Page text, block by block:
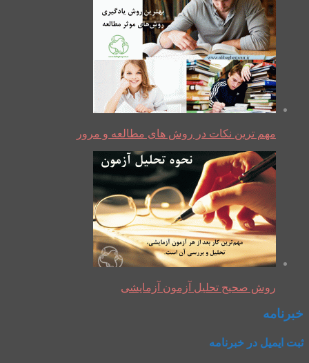
مهم ترین نکات در روش های مطالعه و مرور
روش صحیح تحلیل آزمون آزمایشی
خبرنامه
ثبت ایمیل در خبرنامه